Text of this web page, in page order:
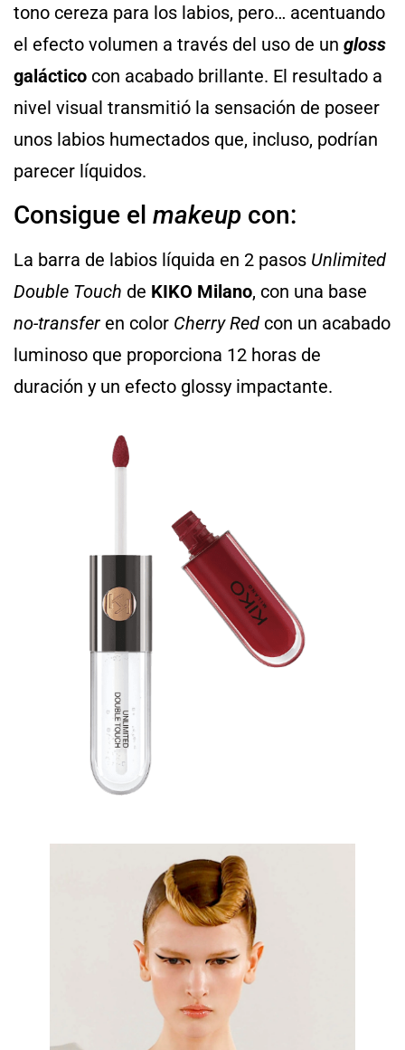
tono cereza para los labios, pero… acentuando
el efecto volumen a través del uso de un gloss
galáctico con acabado brillante. El resultado a
nivel visual transmitió la sensación de poseer
unos labios humectados que, incluso, podrían
parecer líquidos.
Consigue el makeup con:
La barra de labios líquida en 2 pasos Unlimited
Double Touch de KIKO Milano, con una base
no-transfer en color Cherry Red con un acabado
luminoso que proporciona 12 horas de
duración y un efecto glossy impactante.